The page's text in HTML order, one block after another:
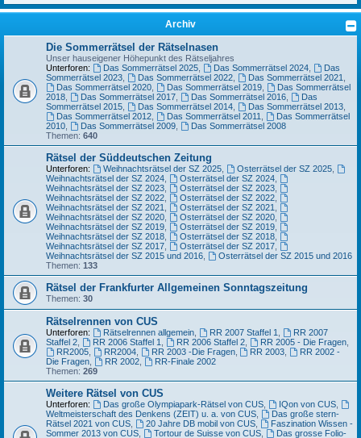
Archiv
Die Sommerrätsel der Rätselnasen
Unser hauseigener Höhepunkt des Rätseljahres
Unterforen:
Das Sommerrätsel 2025, Das Sommerrätsel 2024,
Das
Sommerrätsel 2023
Das Sommerrätsel 2022, Das Sommerrätsel 2021
Das Sommerrätsel 2020, Das Sommerrätsel 2019,
Das Sommerrätsel
2018
Das Sommerrätsel 2017, Das Sommerrätsel 2016,
Das
Sommerrätsel 2015
Das Sommerrätsel 2014, Das Sommerrätsel 2013,
Das Sommerrätsel 2012, Das Sommerrätsel 2011
Das Sommerrätsel
2010
Das Sommerrätsel 2009,
Das Sommerrätsel 2008
Themen: 640
Rätsel der Süddeutschen Zeitung
Unterforen: Weihnachtsrätsel der SZ 2025, Osterrätsel der SZ 2025,
Weihnachtsrätsel der SZ 2024
Osterrätsel der SZ 2024,
Weihnachtsrätsel der SZ 2023
Osterrätsel der SZ 2023,
Weihnachtsrätsel der SZ 2022
Osterrätsel der SZ 2022,
Weihnachtsrätsel der SZ 2021
Osterrätsel der SZ 2021
Weihnachtsrätsel der SZ 2020
Osterrätsel der SZ 2020,
Weihnachtsrätsel der SZ 2019
Osterrätsel der SZ 2019,
Weihnachtsrätsel der SZ 2018
Osterrätsel der SZ 2018,
Weihnachtsrätsel der SZ 2017
Osterrätsel der SZ 2017,
Weihnachtsrätsel der SZ 2015 und 2016
Osterrätsel der SZ 2015 und 2016
Themen: 133
Rätsel der Frankfurter Allgemeinen Sonntagszeitung
Themen: 30
Rätselrennen von CUS
Unterforen: Rätselrennen allgemein, RR 2007 Staffel 1
RR 2007
Staffel 2
RR 2006 Staffel 1 RR 2006 Staffel 2, RR 2005 - Die Fragen,
RR2005, RR2004, RR 2003 -Die Fragen, RR 2003
RR 2002 -
Die Fragen
RR 2002,
RR-Finale 2002
Themen: 269
Weitere Rätsel von CUS
Unterforen: Das große Olympiapark-Rätsel von CUS, IQon von CUS,
Weltmeisterschaft des Denkens (ZEIT) u. a. von CUS
Das große stern-
Rätsel 2021 von CUS
20 Jahre DB mobil von CUS,
Faszination Wissen -
Sommer 2013 von CUS
Tortour de Suisse von CUS,
Das grosse Folio-